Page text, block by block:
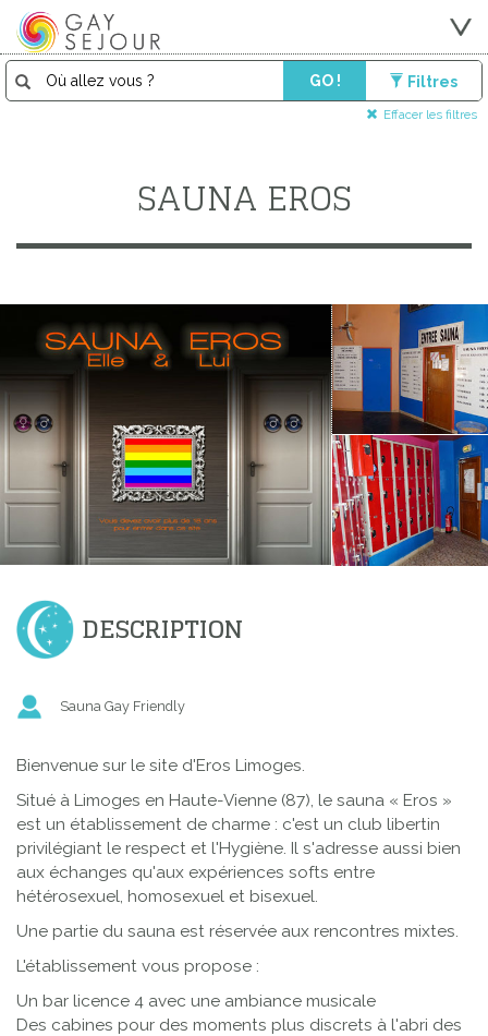
GO ! Filtres
Effacer les filtres
SAUNA EROS
DESCRIPTION
Sauna Gay Friendly
Bienvenue sur le site d'Eros Limoges.
Situé à Limoges en Haute-Vienne (87), le sauna « Eros »
est un établissement de charme : c'est un club libertin
privilégiant le respect et l'Hygiène. Il s'adresse aussi bien
aux échanges qu'aux expériences softs entre
hétérosexuel, homosexuel et bisexuel.
Une partie du sauna est réservée aux rencontres mixtes.
L'établissement vous propose :
Un bar licence 4 avec une ambiance musicale
Des cabines pour des moments plus discrets à l'abri des